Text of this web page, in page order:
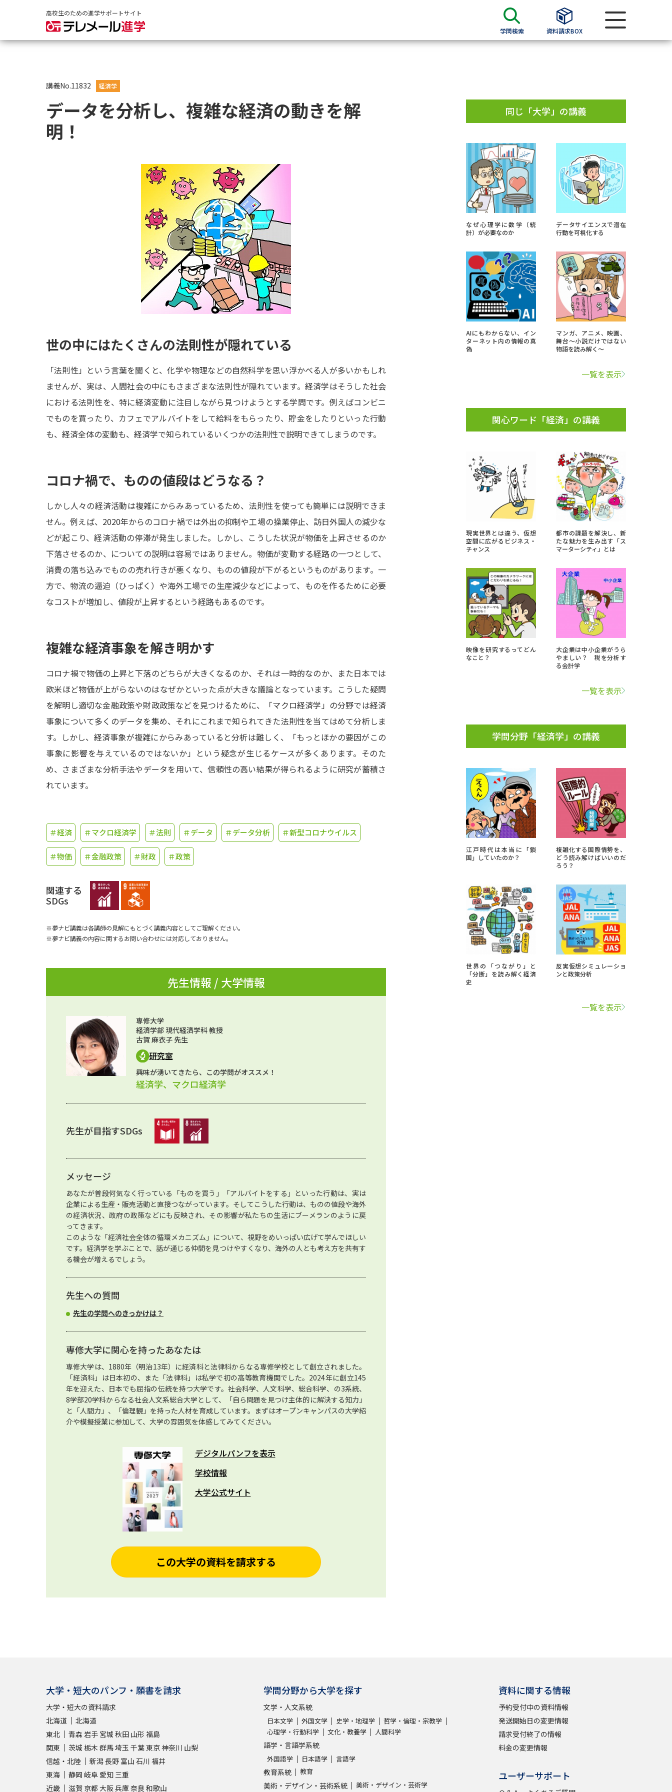
高校生のための進学サポートサイト
学問検索 資料請求BOX
大学・短大の資料種類から請求
大学パンフ
過去問題集
留学・進学関連、塾・予備校
小学校教員資格認定試験
大学検索
大学で学べる内容や特徴を調べる
新増設大学・学部・学科特集
データサイエンス特集
進路の３択
新学年スタート号特集ページ（高3生用）
新学年スタート号特集ページ（高2生用）
オープンキャンパス検索
来場型・Web型イベント特集
受験準備 資料検索
先輩が入学を決めた理由
新生活お役立ちガイド
学問発見
大学で学びたい学問発見
学問のミニ講義「夢ナビ講義」
Ｑ＆Ａ よくあるご質問
このサイトについて
受付内容・発送状況の確認 テレメール
お支払いサイト
訂正のご案内
講義No.11832 経済学
データを分析し、複雑な経済の動きを解
明！
世の中にはたくさんの法則性が隠れている
「法則性」という言葉を聞くと、化学や物理などの自然科学を思い浮かべる人が多いかもしれ
ませんが、実は、人間社会の中にもさまざまな法則性が隠れています。経済学はそうした社会
における法則性を、特に経済変動に注目しながら見つけようとする学問です。例えばコンビニ
でものを買ったり、カフェでアルバイトをして給料をもらったり、貯金をしたりといった行動
も、経済全体の変動も、経済学で知られているいくつかの法則性で説明できてしまうのです。
コロナ禍で、ものの値段はどうなる？
しかし人々の経済活動は複雑にからみあっているため、法則性を使っても簡単には説明できま
せん。例えば、2020年からのコロナ禍では外出の抑制や工場の操業停止、訪日外国人の減少な
どが起こり、経済活動の停滞が発生しました。しかし、こうした状況が物価を上昇させるのか
下落させるのか、についての説明は容易ではありません。物価が変動する経路の一つとして、
消費の落ち込みでものの売れ行きが悪くなり、ものの値段が下がるというものがあります。一
方で、物流の逼迫（ひっぱく）や海外工場での生産減少などによって、ものを作るために必要
なコストが増加し、値段が上昇するという経路もあるのです。
複雑な経済事象を解き明かす
コロナ禍で物価の上昇と下落のどちらが大きくなるのか、それは一時的なのか、また日本では
欧米ほど物価が上がらないのはなぜかといった点が大きな議論となっています。こうした疑問
を解明し適切な金融政策や財政政策などを見つけるために、「マクロ経済学」の分野では経済
事象について多くのデータを集め、それにこれまで知られてきた法則性を当てはめて分析しま
す。しかし、経済事象が複雑にからみあっていると分析は難しく、「もっとほかの要因がこの
事象に影響を与えているのではないか」という疑念が生じるケースが多くあります。そのた
め、さまざまな分析手法やデータを用いて、信頼性の高い結果が得られるように研究が蓄積さ
れています。
＃経済 ＃マクロ経済学 ＃法則 ＃データ ＃データ分析 ＃新型コロナウイルス
＃物価 ＃金融政策 ＃財政 ＃政策
関連する
SDGs
※夢ナビ講義は各講師の見解にもとづく講義内容としてご理解ください。
※夢ナビ講義の内容に関するお問い合わせには対応しておりません。
先生情報 / 大学情報
専修大学
経済学部 現代経済学科 教授
古賀 麻衣子 先生
研究室
興味が湧いてきたら、この学問がオススメ！
経済学、マクロ経済学
先生が目指すSDGs
メッセージ
あなたが普段何気なく行っている「ものを買う」「アルバイトをする」といった行動は、実は
企業による生産・販売活動と直接つながっています。そしてこうした行動は、ものの値段や海外
の経済状況、政府の政策などにも反映され、その影響が私たちの生活にブーメランのように戻
ってきます。
このような「経済社会全体の循環メカニズム」について、視野をめいっぱい広げて学んでほしい
です。経済学を学ぶことで、話が通じる仲間を見つけやすくなり、海外の人とも考え方を共有す
る機会が増えるでしょう。
先生への質問
先生の学問へのきっかけは？
専修大学に関心を持ったあなたは
専修大学は、1880年（明治13年）に経済科と法律科からなる専修学校として創立されました。
「経済科」は日本初の、また「法律科」は私学で初の高等教育機関でした。2024年に創立145
年を迎えた、日本でも屈指の伝統を持つ大学です。社会科学、人文科学、総合科学、の3系統、
8学部20学科からなる社会人文系総合大学として、「自ら問題を見つけ主体的に解決する知力」
と「人間力」、「倫理観」を持った人材を育成しています。まずはオープンキャンパスの大学紹
介や模擬授業に参加して、大学の雰囲気を体感してみてください。
デジタルパンフを表示
学校情報
大学公式サイト
この大学の資料を請求する
同じ「大学」の講義
なぜ心理学に数学（統
計）が必要なのか
データサイエンスで潜在
行動を可視化する
AIにもわからない、イン
ターネット内の情報の真
偽
マンガ、アニメ、映画、
舞台～小説だけではない
物語を読み解く～
一覧を表示
関心ワード「経済」の講義
現実世界とは違う、仮想
空間に広がるビジネス・
チャンス
都市の課題を解決し、新
たな魅力を生み出す「ス
マーターシティ」とは
映像を研究するってどん
なこと？
大企業は中小企業がうら
やましい？ 税を分析す
る会計学
一覧を表示
学問分野「経済学」の講義
江戸時代は本当に「鎖
国」していたのか？
複雑化する国際情勢を、
どう読み解けばいいのだ
ろう？
世界の「つながり」と
「分断」を読み解く経済
史
反実仮想シミュレーショ
ンと政策分析
一覧を表示
大学・短大のパンフ・願書を請求
大学・短大の資料請求
北海道
北海道
東北
青森 岩手 宮城 秋田 山形 福島
関東
茨城 栃木 群馬埼玉 千葉東京神奈川 山梨
信越・北陸
新潟長野 富山 石川 福井
東海
静岡 岐阜 愛知 三重
近畿
滋賀 京都 大阪兵庫奈良 和歌山
学問分野から大学を探す
文学・人文系統
日本文学 外国文学 史学・地理学
哲学・倫理・宗教学
心理学・行動科学
文化・教養学 人間科学
語学・言語学系統
外国語学 日本語学 言語学
教育系統 教育
美術・デザイン・芸術系統 美術・デザイン・芸術学
資料に関する情報
予約受付中の資料情報
発送開始日の変更情報
請求受付終了の情報
料金の変更情報
ユーザーサポート